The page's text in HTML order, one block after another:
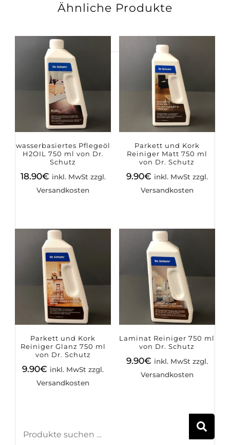
Ähnliche Produkte
wasserbasiertes Pflegeöl
H2OIL 750 ml von Dr.
Schutz
18.90€ inkl. MwSt zzgl.
Versandkosten
Parkett und Kork
Reiniger Matt 750 ml
von Dr. Schutz
9.90€ inkl. MwSt zzgl.
Versandkosten
Parkett und Kork
Reiniger Glanz 750 ml
von Dr. Schutz
9.90€ inkl. MwSt zzgl.
Versandkosten
Laminat Reiniger 750 ml
von Dr. Schutz
9.90€ inkl. MwSt zzgl.
Versandkosten